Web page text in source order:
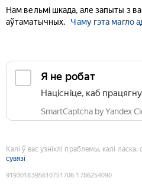
Нам вельмі шкада, але запыты з
аўтаматычных.
Чаму гэта магло
Я не робат
Націсніце, каб
SmartCaptcha by Yandex
Калі ў вас узніклі праблемы, калі ласка,
сувязі
9193018395610751706:1786254090